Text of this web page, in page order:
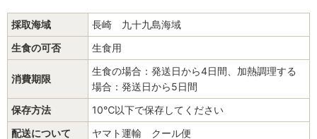
採取海域
長崎 九十九島海域
生食の可否
生食用
消費期限
生食の場合：発送日から4日間、加熱調理する
場合：発送日から5日間
保存方法
10℃以下で保存してください
配送について
ヤマト運輸 クール便